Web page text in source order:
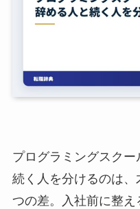
プログラミングスク
続く人を分けるのは
つの差。入社前に整